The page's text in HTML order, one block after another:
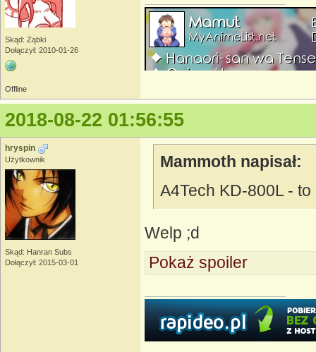
Skąd: Ząbki
Dołączył: 2010-01-26
Offline
2018-08-22 01:56:55
hryspin
Użytkownik
Skąd: Hanran Subs
Dołączył: 2015-03-01
Mammoth napisał:
A4Tech KD-800L -
Welp ;d
Pokaż spoiler